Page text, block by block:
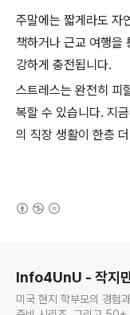
주말에는 짧게라도 자
책하거나 근교 여행을
강하게 충전됩니다.
스트레스는 완전히 피
복할 수 있습니다. 지
의 직장 생활이 한층
Info4UnU - 작지
미국 현지 학부모의 경험